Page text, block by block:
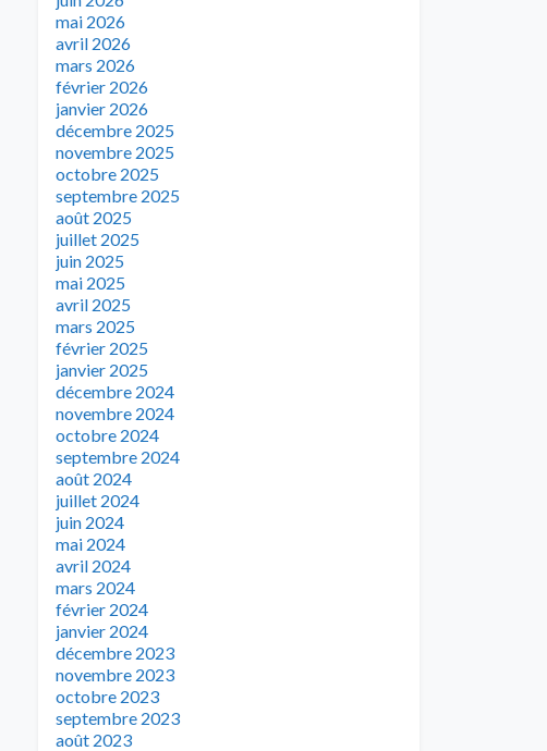
mai 2026
avril 2026
mars 2026
février 2026
janvier 2026
décembre 2025
novembre 2025
octobre 2025
septembre 2025
août 2025
juillet 2025
juin 2025
mai 2025
avril 2025
mars 2025
février 2025
janvier 2025
décembre 2024
novembre 2024
octobre 2024
septembre 2024
août 2024
juillet 2024
juin 2024
mai 2024
avril 2024
mars 2024
février 2024
janvier 2024
décembre 2023
novembre 2023
octobre 2023
septembre 2023
août 2023